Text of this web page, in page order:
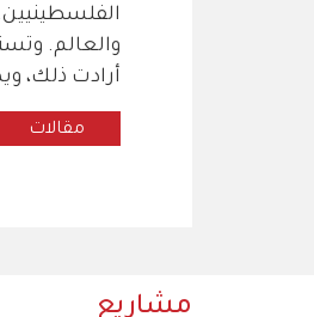
والعالم.
أرادت ذلك،
مقالات
مشاريع